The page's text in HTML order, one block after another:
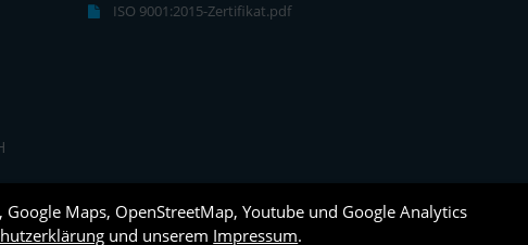
ISO 9001:2015-Zertifikat.pdf
Maps, OpenStreetMap, Youtube und Google Analytics
und unserem Impressum.